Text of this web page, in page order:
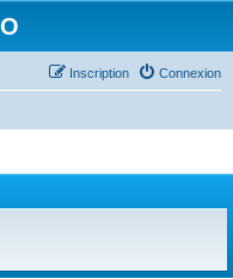
Connexion
Inscription